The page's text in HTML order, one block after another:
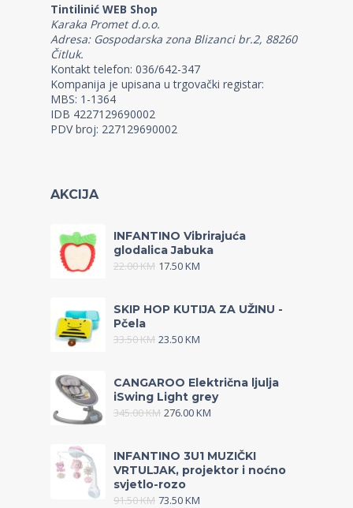
Tintilinić WEB Shop
Karaka Promet d.o.o.
Adresa: Gospodarska zona Blizanci br.2, 88260
Čitluk.
Kontakt telefon: 036/642-347
Kompanija je upisana u trgovački registar:
MBS: 1-1364
IDB 4227129690002
PDV broj: 227129690002
AKCIJA
INFANTINO Vibrirajuća
glodalica Jabuka
22.00KM 17.50KM
SKIP HOP KUTIJA ZA UŽINU -
Pčela
33.50KM 23.50KM
CANGAROO Električna ljulja
iSwing Light grey
345.00KM 276.00KM
INFANTINO 3U1 MUZIČKI
VRTULJAK, projektor i noćno
svjetlo-rozo
91.50KM 73.50KM